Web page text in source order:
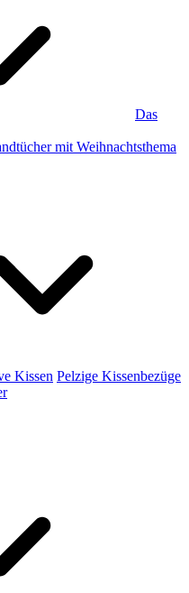
Das
mit Weihnachtsthema
Kissen Pelzige Kissenbezüge